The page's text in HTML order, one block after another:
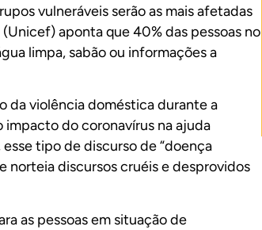
vulneráveis serão as mais afetadas
aponta que 40% das pessoas no
limpa, sabão ou informações a
da violência doméstica durante a
impacto do coronavírus na ajuda
tipo de discurso de “doença
norteia discursos cruéis e desprovidos
as pessoas em situação de